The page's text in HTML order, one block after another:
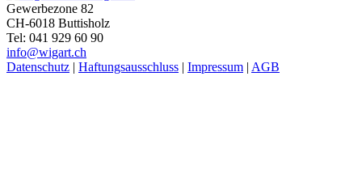
Gewerbezone 82
CH-6018 Buttisholz
Tel: 041 929 60 90
info@wigart.ch
Datenschutz | Haftungsausschluss | Impressum | AGB